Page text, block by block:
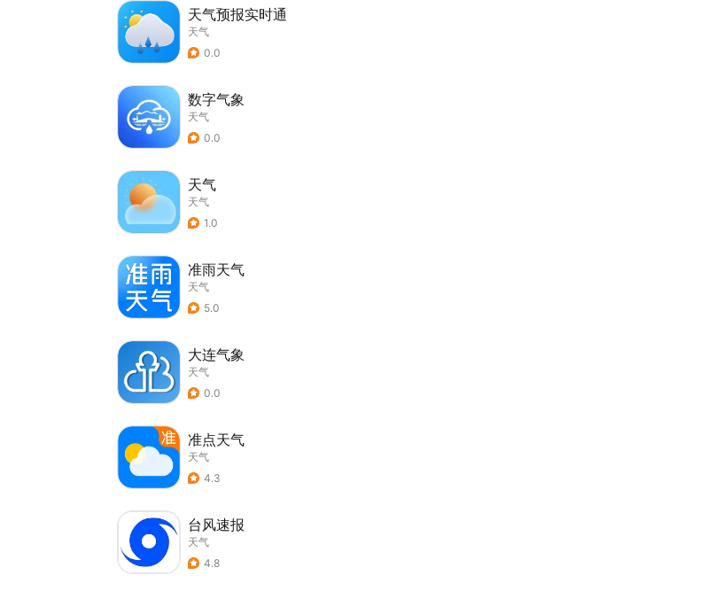
天气预报实时通
天气
0.0
数字气象
天气
0.0
天气
天气
1.0
准雨天气
天气
5.0
大连气象
天气
0.0
准点天气
天气
4.3
台风速报
天气
4.8